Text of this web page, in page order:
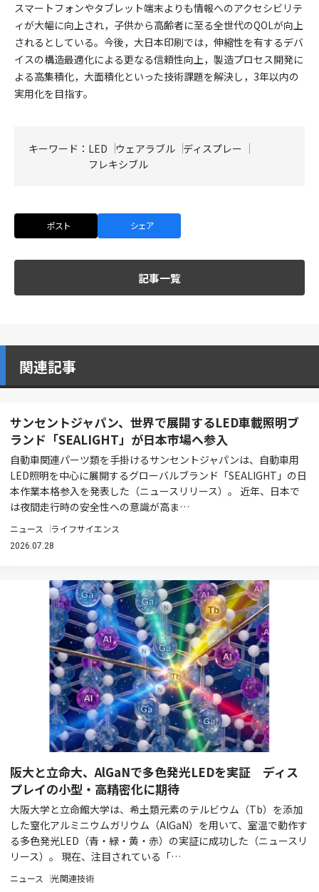
スマートフォンやタブレット端末よりも情報へのアクセシビリテ
ィが大幅に向上され，子供から高齢者に至る全世代のQOLが向上
されるとしている。今後，大日本印刷では，伸縮性を有するデバ
イスの構造最適化による更なる信頼性向上，製造プロセス開発に
よる高集積化，大面積化といった技術課題を解決し，3年以内の
実用化を目指す。
キーワード： LED ウェアラブル ディスプレー
フレキシブル
ポスト シェア
記事一覧
関連記事
サンセントジャパン、世界で展開するLED車載照明ブ
ランド「SEALIGHT」が日本市場へ参入
自動車関連パーツ類を手掛けるサンセントジャパンは、自動車用
LED照明を中心に展開するグローバルブランド「SEALIGHT」の日
本作業本格参入を発表した（ニュースリリース）。 近年、日本で
は夜間走行時の安全性への意識が高ま…
ニュース ライフサイエンス
2026.07.28
阪大と立命大、AlGaNで多色発光LEDを実証 ディス
プレイの小型・高精密化に期待
大阪大学と立命館大学は、希土類元素のテルビウム（Tb）を添加
した窒化アルミニウムガリウム（AlGaN）を用いて、室温で動作す
る多色発光LED（青・緑・黄・赤）の実証に成功した（ニュースリ
リース）。 現在、注目されている「…
ニュース 光関連技術